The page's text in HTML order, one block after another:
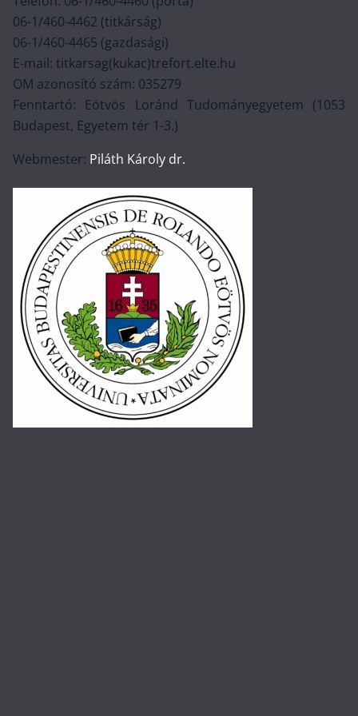
06-1/460-4462 (titkárság)
06-1/460-4465 (gazdasági)
E-mail: titkarsag(kukac)trefort.elte.hu
OM azonosító szám: 035279
Fenntartó: Eötvös Loránd Tudományegyetem (1053
Budapest, Egyetem tér 1-3.)
Webmester: Piláth Károly dr.